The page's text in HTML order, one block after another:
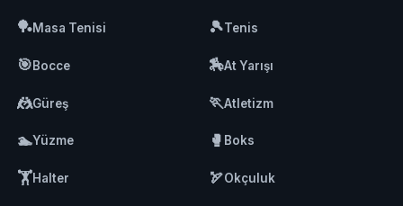
🏓Masa Tenisi 🎾Tenis
🎯Bocce 🏇At Yarışı
🤼Güreş 🏃Atletizm
🏊Yüzme 🥊 Boks
🏋️Halter 🏹Okçuluk